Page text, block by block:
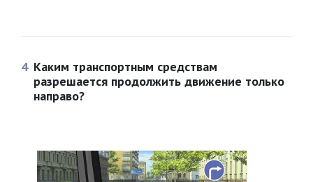
4 Каким транспортным средствам
разрешается продолжить движение только
направо?